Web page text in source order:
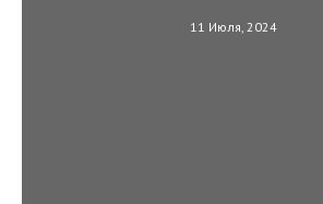
11 Июля, 2024